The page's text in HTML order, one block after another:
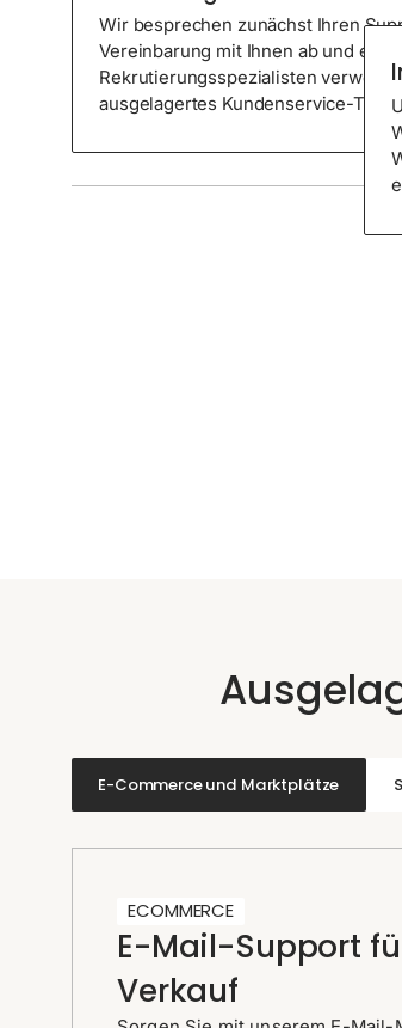
Wir besprechen zunächst Ihren
Vereinbarung mit Ihnen ab und
Rekrutierungsspezialisten
ausgelagertes Kundenservice-
E-Commerce und Marktplätze
ECOMMERCE
E-Mail-Support
Verkauf